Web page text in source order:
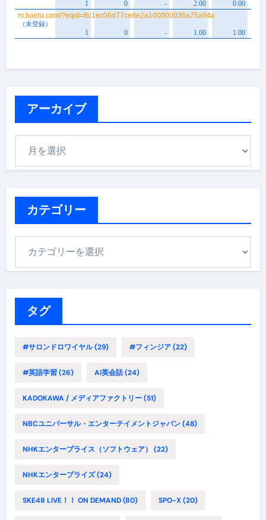
アーカイブ
カテゴリー
タグ
#サロンドロワイヤル(29) #フィンジア(22)
#英語学習(26) AI英会話(24)
KADOKAWA / メディアファクトリー(51)
NBCユニバーサル・エンターテイメントジャパン(48)
NHKエンタープライス（ソフトウェア） (22)
NHKエンタープライズ(24)
SKE48 LIVE！！ ON DEMAND(80) SPO-X(20)